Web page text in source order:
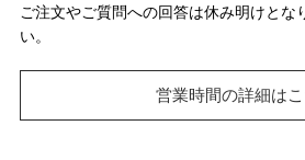
ご注文やご質問への回答は休み明けとな
い。
営業時間の詳細は